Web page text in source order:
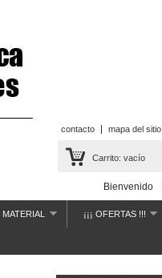
contacto mapa del sitio
Carrito: vacío
Bienvenido
MATERIAL ¡¡¡ OFERTAS !!!